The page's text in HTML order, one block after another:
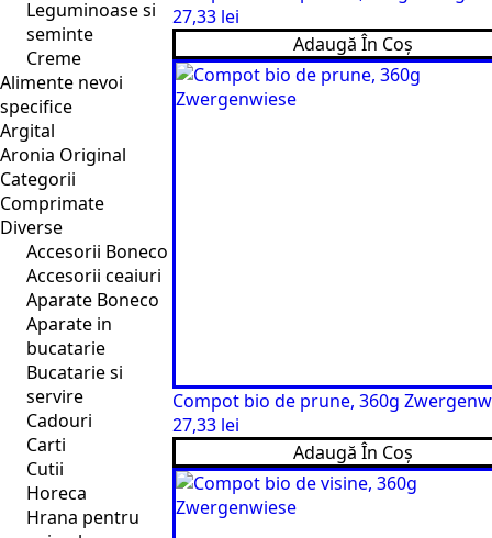
Leguminoase si
seminte
Creme
Alimente nevoi
specifice
Argital
Aronia Original
Categorii
Comprimate
Diverse
Accesorii Boneco
Accesorii ceaiuri
Aparate Boneco
Aparate in
bucatarie
Bucatarie si
servire
Cadouri
Carti
Cutii
Horeca
Hrana pentru
27,33 lei
Adaugă În Coș
Compot bio de prune, 360g
27,33 lei
Adaugă În Coș